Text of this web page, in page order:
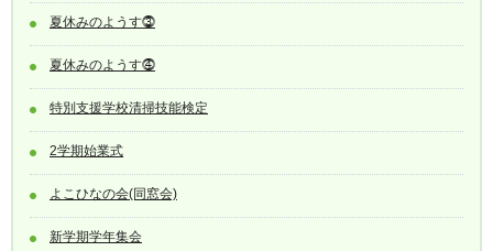
夏休みのようす⓷
夏休みのようす⓸
特別支援学校清掃技能検定
2学期始業式
よこひなの会(同窓会)
新学期学年集会